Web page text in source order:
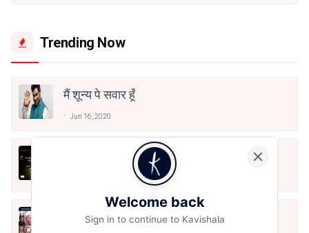
Trending Now
मैं शून्य पे सवार हूँ
Jun 16, 2020
अंतिम ऊँचाई - कुँवर नारायण | Stay Home
Stay Safe | TVF's Aspirants
10 Greatest Hindi Poets Of India
Welcome back
Sign in to continue to Kavishala